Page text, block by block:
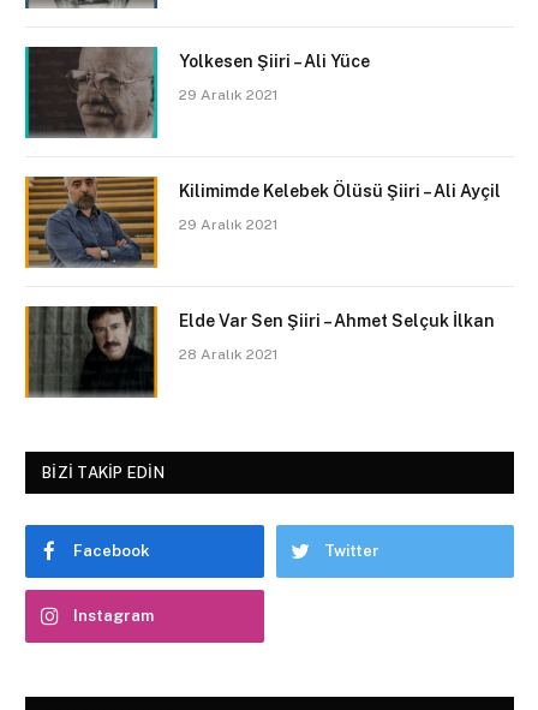
Yolkesen Şiiri – Ali Yüce
29 Aralık 2021
Kilimimde Kelebek Ölüsü Şiiri – Ali Ayçil
29 Aralık 2021
Elde Var Sen Şiiri – Ahmet Selçuk İlkan
28 Aralık 2021
BIZI TAKIP EDIN
Facebook Twitter
Instagram